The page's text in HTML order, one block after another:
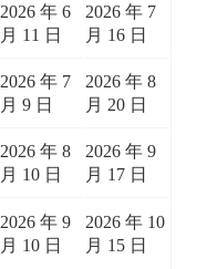
2026 年 6
月 11 日
2026 年 7
月 16 日
2026 年 7
月 9 日
2026 年 8
月 20 日
2026 年 8
月 10 日
2026 年 9
月 17 日
2026 年 9
月 10 日
2026 年 10
月 15 日